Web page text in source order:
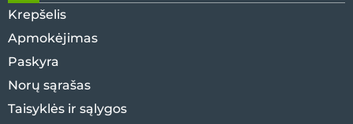
Krepšelis
Apmokėjimas
Paskyra
Norų sąrašas
Taisyklės ir sąlygos